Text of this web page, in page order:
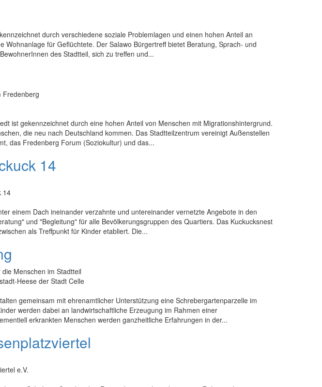
durch verschiedene soziale Problemlagen und einen hohen Anteil an
Wohnanlage für Geflüchtete. Der Salawo Bürgertreff bietet Beratung, Sprach- und
des Stadtteil, sich zu treffen und...
Fredenberg
ist gekennzeichnet durch eine hohen Anteil von Menschen mit Migrationshintergrund.
die neu nach Deutschland kommen. Das Stadtteilzentrum vereinigt Außenstellen
das Fredenberg Forum (Soziokultur) und das...
14
14
einem Dach ineinander verzahnte und untereinander vernetzte Angebote in den
und "Begleitung" für alle Bevölkerungsgruppen des Quartiers. Das Kuckucksnest
als Treffpunkt für Kinder etabliert. Die...
Menschen im Stadtteil
Heese der Stadt Celle
gemeinsam mit ehrenamtlicher Unterstützung eine Schrebergartenparzelle im
werden dabei an landwirtschaftliche Erzeugung im Rahmen einer
erkrankten Menschen werden ganzheitliche Erfahrungen in der...
e.V.